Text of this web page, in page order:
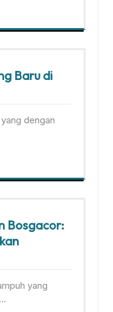
Baru di
dengan
Bosgacor:
yang